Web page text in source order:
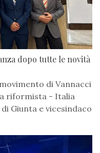
dopo tutte le novità
di Vannacci
riformista - Italia
Giunta e vicesindaco